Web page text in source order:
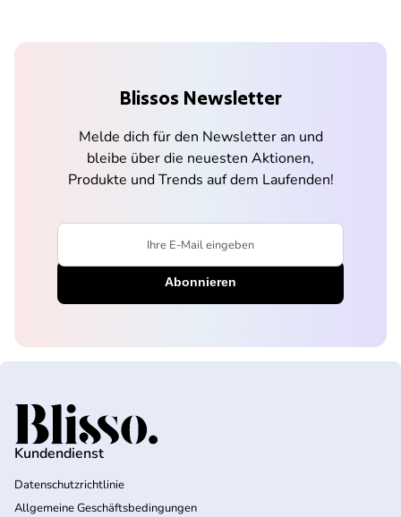
Blissos Newsletter
Melde dich für den Newsletter an und
bleibe über die neuesten Aktionen,
Produkte und Trends auf dem Laufenden!
Ihre E-Mail eingeben
Startseite
Kundendienst
Datenschutzrichtlinie
Allgemeine Geschäftsbedingungen